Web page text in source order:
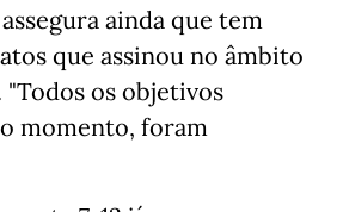
ainda que tem
que assinou no âmbito
"Todos os objetivos
momento, foram